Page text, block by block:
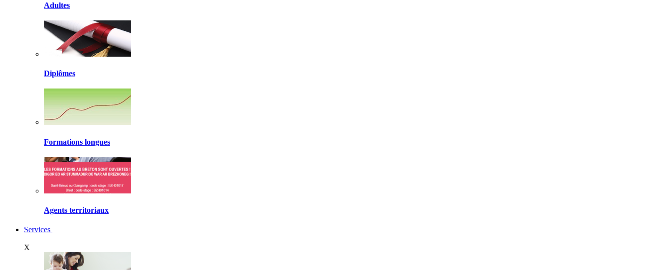
Adultes
Diplômes
Formations longues
Agents territoriaux
Services
X